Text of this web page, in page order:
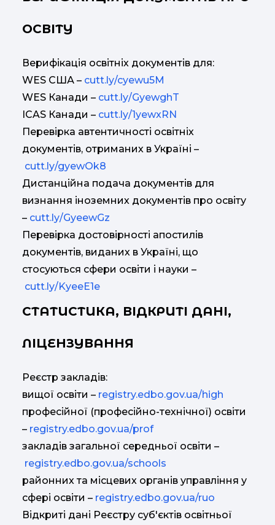
ОСВІТУ
Верифікація освітніх документів для:
WES США – cutt.ly/cyewu5M
WES Канади – cutt.ly/GyewghT
ICAS Канади – cutt.ly/1yewxRN
Перевірка автентичності освітніх
документів, отриманих в Україні –
cutt.ly/gyewOk8
Дистанційна подача документів для
визнання іноземних документів про освіту
– cutt.ly/GyeewGz
Перевірка достовірності апостилів
документів, виданих в Україні, що
стосуються сфери освіти і науки –
cutt.ly/KyeeE1e
СТАТИСТИКА, ВІДКРИТІ ДАНІ,
ЛІЦЕНЗУВАННЯ
Реєстр закладів:
вищої освіти – registry.edbo.gov.ua/high
професійної (професійно-технічної) освіти
– registry.edbo.gov.ua/prof
закладів загальної середньої освіти –
registry.edbo.gov.ua/schools
районних та місцевих органів управління у
сфері освіти – registry.edbo.gov.ua/ruo
Відкриті дані Реєстру суб'єктів освітньої